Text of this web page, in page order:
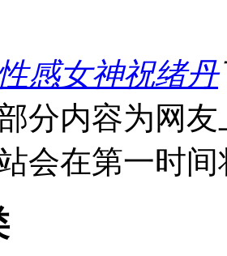
感女神祝绪丹
分内容为网
会在第一时